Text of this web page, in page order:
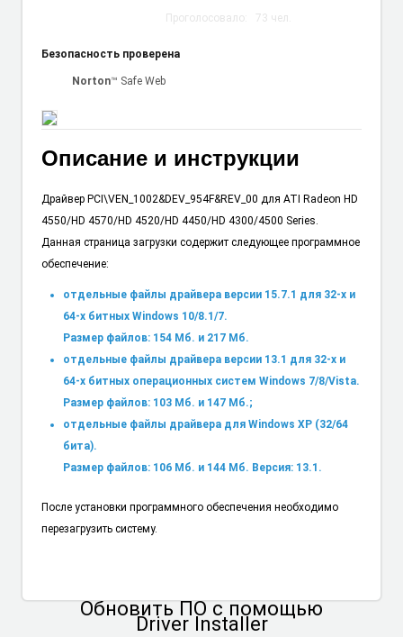
Проголосовало: 73 чел.
Безопасность проверена
Norton™ Safe Web
Описание и инструкции
Драйвер PCI\VEN_1002&DEV_954F&REV_00 для ATI Radeon HD
4550/HD 4570/HD 4520/HD 4450/HD 4300/4500 Series.
Данная страница загрузки содержит следующее программное
обеспечение:
отдельные файлы драйвера версии 15.7.1 для 32-х и
64-х битных Windows 10/8.1/7.
Размер файлов: 154 Мб. и 217 Мб.
отдельные файлы драйвера версии 13.1 для 32-х и
64-х битных операционных систем Windows 7/8/Vista.
Размер файлов: 103 Мб. и 147 Мб.;
отдельные файлы драйвера для Windows XP (32/64
бита).
Размер файлов: 106 Мб. и 144 Мб. Версия: 13.1.
После установки программного обеспечения необходимо
перезагрузить систему.
Обновить ПОс помощью
Driver Installer